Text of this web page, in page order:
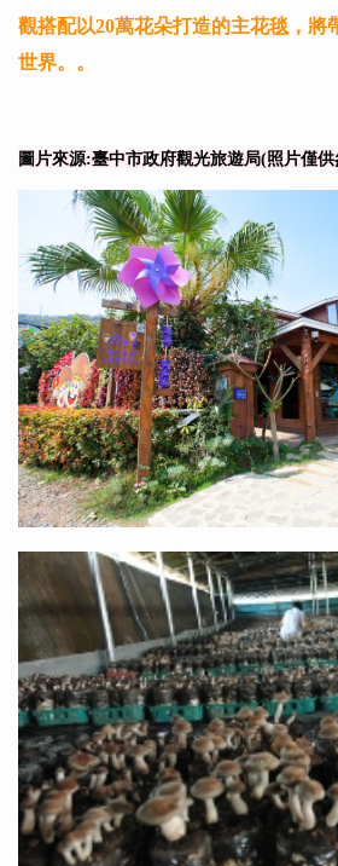
觀搭配以20萬花朵打造的主花毯，將
世界。。
圖片來源:臺中市政府觀光旅遊局(照片僅供